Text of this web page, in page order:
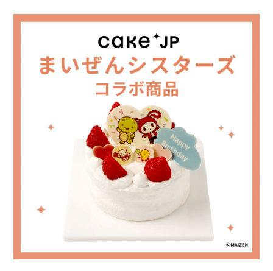
タ
ー
YouTube
ャ
ン
ネ
ル
開
年！！